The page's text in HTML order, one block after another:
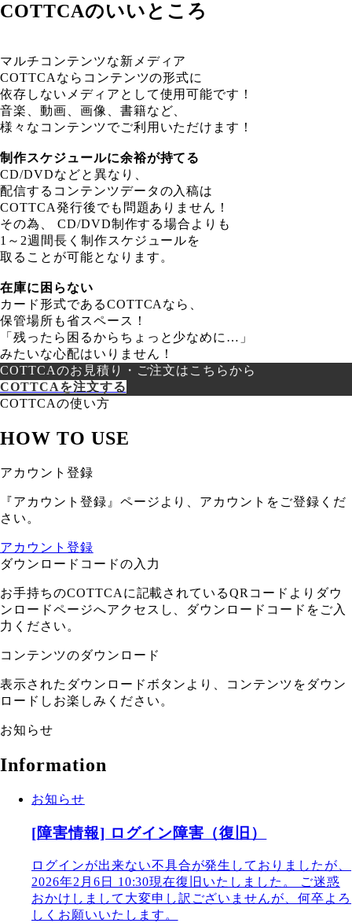
COTTCAのいいところ
マルチコンテンツな新メディア
COTTCAならコンテンツの形式に
依存しないメディアとして使用可能です！
音楽、動画、画像、書籍など、
様々なコンテンツでご利用いただけます！
制作スケジュールに余裕が持てる
CD/DVDなどと異なり、
配信するコンテンツデータの入稿は
COTTCA発行後でも問題ありません！
その為、 CD/DVD制作する場合よりも
1～2週間長く制作スケジュールを
取ることが可能となります。
在庫に困らない
カード形式であるCOTTCAなら、
保管場所も省スペース！
「残ったら困るからちょっと少なめに…」
みたいな心配はいりません！
COTTCAのお見積り・ご注文はこちらから
COTTCAを注文する
COTTCAの使い方
HOW TO USE
アカウント登録
『アカウント登録』ページより、アカウントをご登録くだ
さい。
アカウント登録
ダウンロードコードの入力
お手持ちのCOTTCAに記載されているQRコードよりダウ
ンロードページへアクセスし、ダウンロードコードをご入
力ください。
コンテンツのダウンロード
表示されたダウンロードボタンより、コンテンツをダウン
ロードしお楽しみください。
お知らせ
Information
お知らせ
[障害情報] ログイン障害（復旧）
ログインが出来ない不具合が発生しておりましたが、
2026年2月6日 10:30現在復旧いたしました。 ご迷惑
おかけしまして大変申し訳ございませんが、何卒よろ
しくお願いいたします。